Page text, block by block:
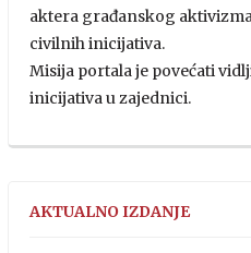
aktera građanskog
civilnih inicijativa.
Misija portala je povećati
inicijativa u zajednici.
AKTUALNO IZDANJE